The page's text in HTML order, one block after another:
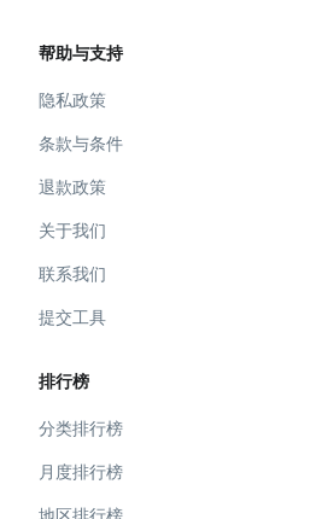
帮助与支持
隐私政策
条款与条件
退款政策
关于我们
联系我们
提交工具
排行榜
分类排行榜
月度排行榜
地区排行榜